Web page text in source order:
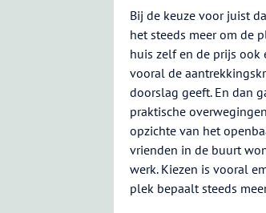
Bij de keuze voor juist
het steeds meer om de
huis zelf en de prijs ook
vooral de
doorslag geeft. En dan
praktische
opzichte van het
vrienden in de buurt
werk. Kiezen is vooral
plek bepaalt steeds